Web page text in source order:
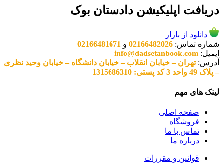
دریافت اپلیکیشن دادستان بوک
دانلود از بازار
شماره تماس: 02166482026 و 02166481671
ایمیل: info@dadsetanbook.com
آدرس:تهران – خیابان انقلاب – خیابان دانشگاه – خیابان وحید نظری
– پلاک 49 واحد 3 کد پستی: 1315686310
لینک های مهم
صفحه اصلی
فروشگاه
تماس با ما
درباره ما
قوانین و مقررات